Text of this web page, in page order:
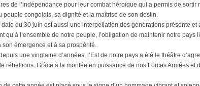
de l’indépendance pour leur combat héroïque qui a permis de sortir
peuple congolais, sa dignité et la maîtrise de son destin.
date du 30 juin est aussi une interpellation des générations présente et
qu’à l’ensemble de notre peuple, l’obligation de maintenir notre pays
émergence et à sa prospérité.
une vingtaine d’années, l’Est de notre pays a été le théâtre
rébellions. Grâce à la montée en puissance de nos Forces Armées et